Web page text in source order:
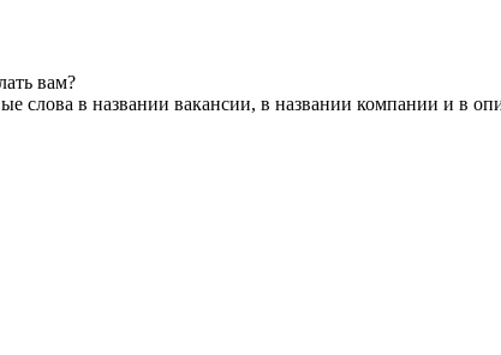
вам?
слова в названии вакансии, в названии компании и в